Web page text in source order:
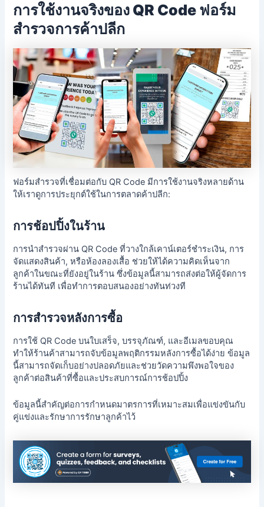
การใช้งานจริงของ QR Code ฟอร์ม
สำรวจการค้าปลีก
ฟอร์มสำรวจที่เชื่อมต่อกับ QR Code มีการใช้งานจริงหลายด้าน
ให้เราดูการประยุกต์ใช้ในการตลาดค้าปลีก:
การช้อปปิ้งในร้าน
การนำสำรวจผ่าน QR Code ที่วางใกล้เคาน์เตอร์ชำระเงิน, การ
จัดแสดงสินค้า, หรือห้องลองเสื้อ ช่วยให้ได้ความคิดเห็นจาก
ลูกค้าในขณะที่ยังอยู่ในร้าน ซึ่งข้อมูลนี้สามารถส่งต่อให้ผู้จัดการ
ร้านได้ทันที เพื่อทำการตอบสนองอย่างทันท่วงที
การสำรวจหลังการซื้อ
การใช้ QR Code บนใบเสร็จ, บรรจุภัณฑ์, และอีเมลขอบคุณ
ทำให้ร้านค้าสามารถจับข้อมูลพฤติกรรมหลังการซื้อได้ง่าย ข้อมูล
นี้สามารถจัดเก็บอย่างปลอดภัยและช่วยวัดความพึงพอใจของ
ลูกค้าต่อสินค้าที่ซื้อและประสบการณ์การช้อปปิ้ง
ข้อมูลนี้สำคัญต่อการกำหนดมาตรการที่เหมาะสมเพื่อแข่งขันกับ
คู่แข่งและรักษาการรักษาลูกค้าไว้